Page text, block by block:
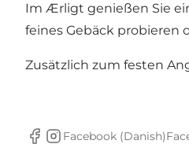
Im Ærligt genießen Sie
feines Gebäck probieren
Zusätzlich zum festen
Facebook (Danish)